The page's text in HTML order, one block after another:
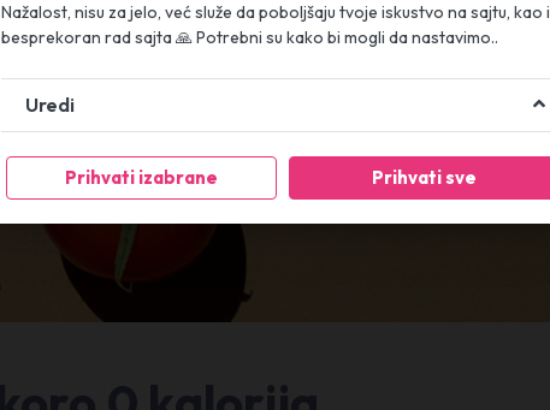
Nažalost, nisu za jelo, već služe da poboljšaju tvoje iskustvo na sajtu, kao i
besprekoran rad sajta 🙏 Potrebni su kako bi mogli da nastavimo..
Uredi
Prihvati izabrane Prihvati sve